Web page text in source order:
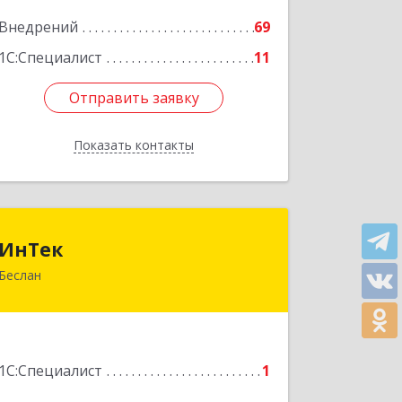
Внедрений
69
1С:Специалист
11
Отправить заявку
Показать контакты
Отправить заявку
Назад
ИнТек
Беслан
1С:Специалист 1
363000, Северная Осетия - Алания
Подробнее